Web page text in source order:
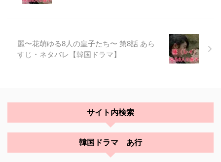
麗〜花萌ゆる8人の皇子たち〜 第8話 あら
すじ・ネタバレ【韓国ドラマ】
サイト内検索
韓国ドラマ あ行